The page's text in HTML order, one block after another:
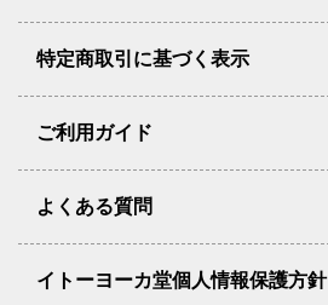
特定商取引に基づく表示
ご利用ガイド
よくある質問
イトーヨーカ堂個人情報保護方針